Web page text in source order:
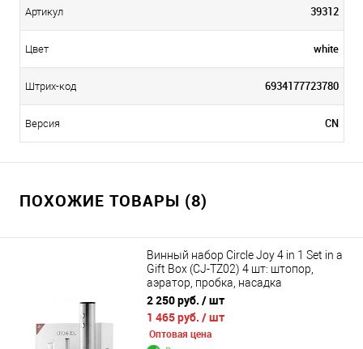
Артикул 39312
Цвет white
Штрих-код 6934177723780
Версия CN
ПОХОЖИЕ ТОВАРЫ (8)
Винный набор Circle Joy 4 in 1 Set in a
Gift Box (CJ-TZ02) 4 шт: штопор,
аэратор, пробка, насадка
2 250 руб. / шт
1 465 руб. / шт
Оптовая цена